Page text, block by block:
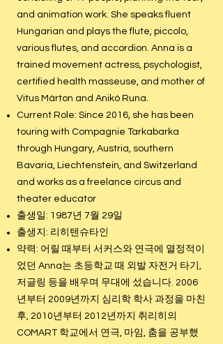
and animation work. She speaks fluent
Hungarian and plays the flute, piccolo,
various flutes, and accordion. Anna is a
trained movement actress, psychologist,
certified health masseuse, and mother of
Vitus Márton and Anikó Runa.
Current Role: Since 2016, she has been
touring with Compagnie Tarkabarka
through Hungary, Austria, southern
Bavaria, Liechtenstein, and Switzerland
and works as a freelance circus and
theater educator
출생일: 1987년 7월 29일
출생지: 리히텐슈타인
약력: 어릴 때부터 서커스와 연극에 열정적이
었던 Anna는 초등학교 때 외발 자전거 타기,
저글링 등을 배우며 무대에 섰습니다. 2006
년부터 2009년까지 심리학 학사 과정을 마친
후, 2010년부터 2012년까지 취리히의
COMART 학교에서 연극, 마임, 춤을 공부했